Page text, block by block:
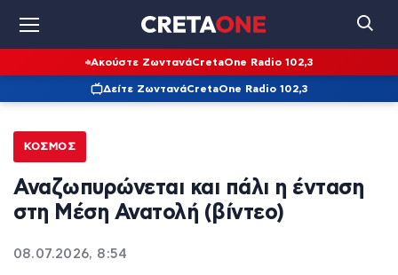
Ακούστε ΖωντανάCretaOne Radio 102,3
Δείτε ΖωντανάCretaOne Radio 102,3
ΚΌΣΜΟΣ
Αναζωπυρώνεται και πάλι η ένταση
στη Μέση Ανατολή (βίντεο)
08.07.2026, 8:54